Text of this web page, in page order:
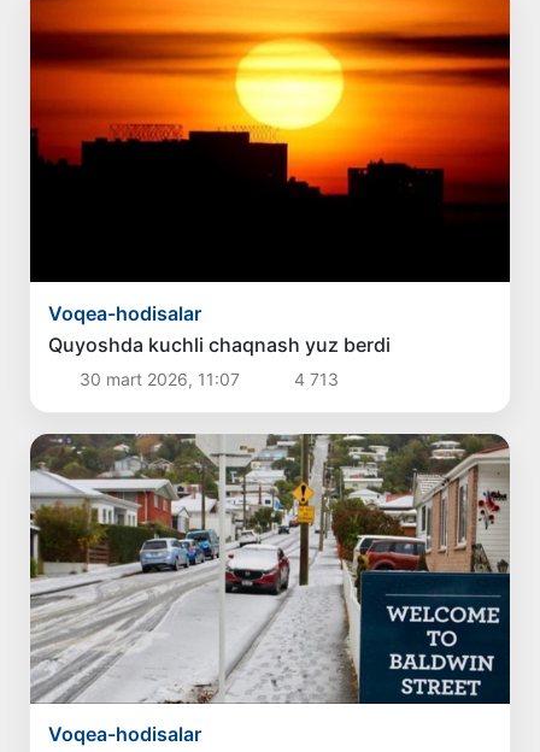
Voqea-hodisalar
Quyoshda kuchli chaqnash yuz berdi
30 mart 2026, 11:07 4 713
Voqea-hodisalar